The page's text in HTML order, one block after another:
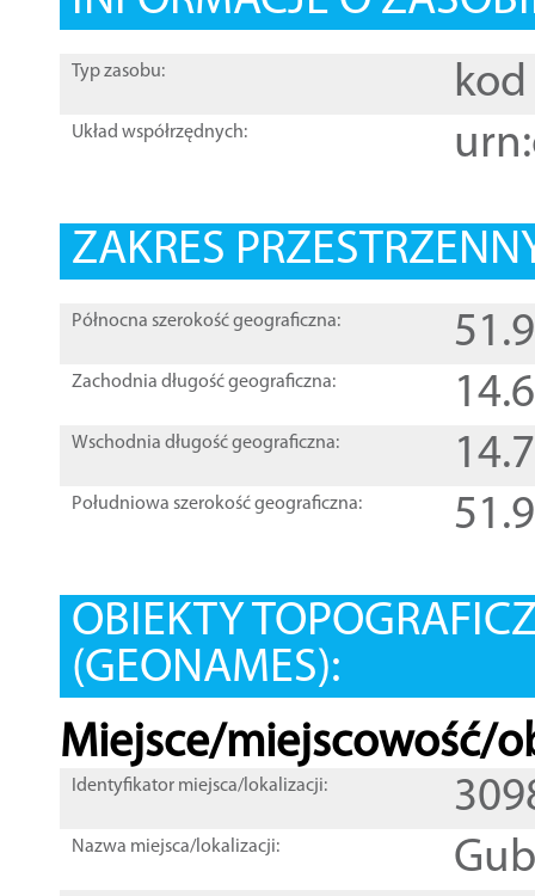
Typ zasobu: kod
Układ współrzędnych:
ZAKRES
Północna szerokość geograficzna:
Zachodnia długość geograficzna:
Wschodnia długość geograficzna:
Południowa szerokość geograficzna:
OBIEKTY
(GEONAMES):
Miejsce/miejscowość/
Identyfikator miejsca/lokalizacji:
Nazwa miejsca/lokalizacji: